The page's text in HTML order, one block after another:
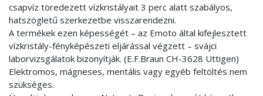
csapvíz töredezett vízkristályait 3 perc alatt szabályos,
hatszögletű szerkezetbe visszarendezni.
A termékek ezen képességét – az Emoto által kifejlesztett
vízkristály-fényképészeti eljárással végzett – svájci
laborvizsgálatok bizonyítják. (E.F.Braun CH-3628 Uttigen)
Elektromos, mágneses, mentális vagy egyéb feltöltés nem
szükséges.